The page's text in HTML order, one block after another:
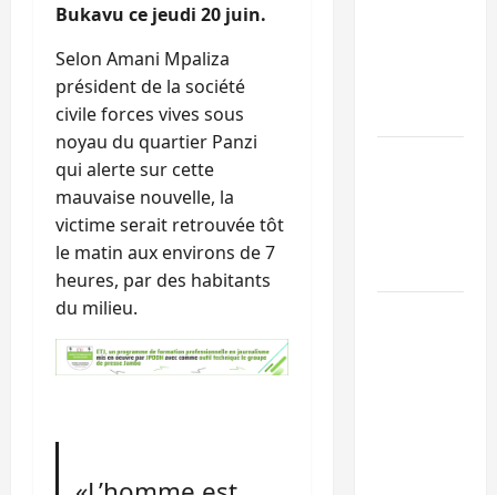
Bukavu ce jeudi 20 juin.
Selon Amani Mpaliza
président de la société
civile forces vives sous
noyau du quartier Panzi
qui alerte sur cette
mauvaise nouvelle, la
victime serait retrouvée tôt
le matin aux environs de 7
heures, par des habitants
du milieu.